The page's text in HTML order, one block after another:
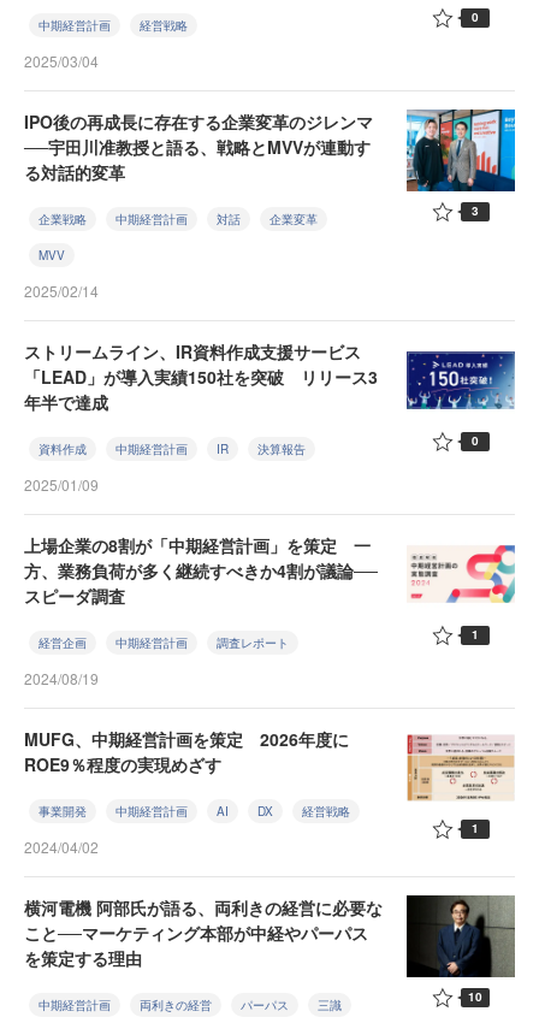
中期経営計画 経営戦略
2025/03/04
0
IPO後の再成長に存在する企業変革のジレンマ
──宇田川准教授と語る、戦略とMVVが連動す
る対話的変革
企業戦略 中期経営計画 対話 企業変革
MVV
2025/02/14
3
ストリームライン、IR資料作成支援サービス
「LEAD」が導入実績150社を突破 リリース3
年半で達成
資料作成 中期経営計画 IR 決算報告
2025/01/09
0
上場企業の8割が「中期経営計画」を策定 一
方、業務負荷が多く継続すべきか4割が議論──
スピーダ調査
経営企画 中期経営計画 調査レポート
2024/08/19
1
MUFG、中期経営計画を策定 2026年度に
ROE9％程度の実現めざす
事業開発 中期経営計画 AI DX 経営戦略
2024/04/02
1
横河電機 阿部氏が語る、両利きの経営に必要な
こと──マーケティング本部が中経やパーパス
を策定する理由
中期経営計画 両利きの経営 パーパス 三識 10